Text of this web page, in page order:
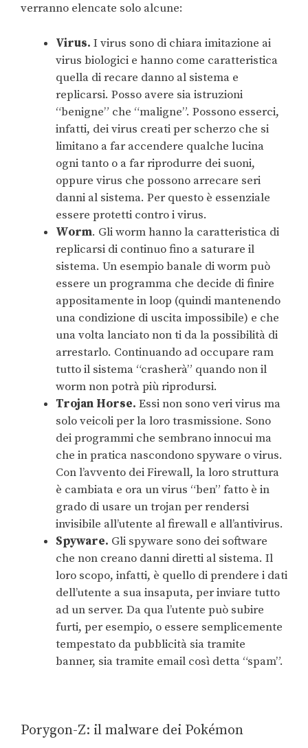
verranno elencate solo alcune:
Virus. I virus sono di chiara imitazione ai
virus biologici e hanno come caratteristica
quella di recare danno al sistema e
replicarsi. Posso avere sia istruzioni
“benigne” che “maligne”. Possono esserci,
infatti, dei virus creati per scherzo che si
limitano a far accendere qualche lucina
ogni tanto o a far riprodurre dei suoni,
oppure virus che possono arrecare seri
danni al sistema. Per questo è essenziale
essere protetti contro i virus.
Worm. Gli worm hanno la caratteristica di
replicarsi di continuo fino a saturare il
sistema. Un esempio banale di worm può
essere un programma che decide di finire
appositamente in loop (quindi mantenendo
una condizione di uscita impossibile) e che
una volta lanciato non ti da la possibilità di
arrestarlo. Continuando ad occupare ram
tutto il sistema “crasherà” quando non il
worm non potrà più riprodursi.
Trojan Horse. Essi non sono veri virus ma
solo veicoli per la loro trasmissione. Sono
dei programmi che sembrano innocui ma
che in pratica nascondono spyware o virus.
Con l’avvento dei Firewall, la loro struttura
è cambiata e ora un virus “ben” fatto è in
grado di usare un trojan per rendersi
invisibile all’utente al firewall e all’antivirus.
Spyware. Gli spyware sono dei software
che non creano danni diretti al sistema. Il
loro scopo, infatti, è quello di prendere i dati
dell’utente a sua insaputa, per inviare tutto
ad un server. Da qua l’utente può subire
furti, per esempio, o essere semplicemente
tempestato da pubblicità sia tramite
banner, sia tramite email così detta “spam”.
Porygon-Z: il malware dei Pokémon